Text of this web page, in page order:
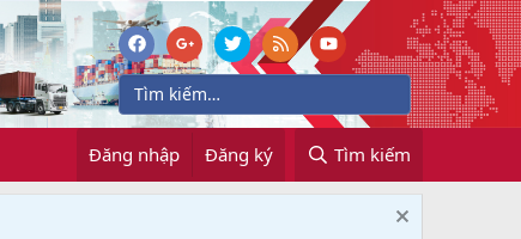
Đăng nhập Đăng ký Tìm kiếm